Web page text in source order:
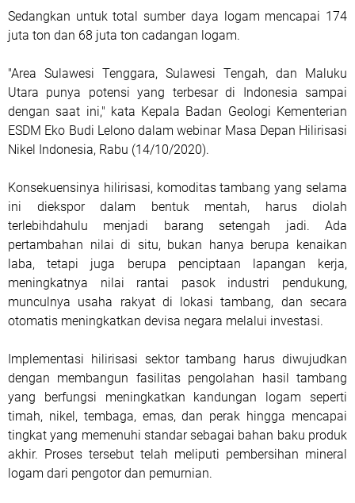
Sedangkan untuk total sumber daya logam mencapai 174
juta ton dan 68 juta ton cadangan logam.
"Area Sulawesi Tenggara, Sulawesi Tengah, dan Maluku
Utara punya potensi yang terbesar di Indonesia sampai
dengan saat ini," kata Kepala Badan Geologi Kementerian
ESDM Eko Budi Lelono dalam webinar Masa Depan Hilirisasi
Nikel Indonesia, Rabu (14/10/2020).
Konsekuensinya hilirisasi, komoditas tambang yang selama
ini diekspor dalam bentuk mentah, harus diolah
terlebihdahulu menjadi barang setengah jadi. Ada
pertambahan nilai di situ, bukan hanya berupa kenaikan
laba, tetapi juga berupa penciptaan lapangan kerja,
meningkatnya nilai rantai pasok industri pendukung,
munculnya usaha rakyat di lokasi tambang, dan secara
otomatis meningkatkan devisa negara melalui investasi.
Implementasi hilirisasi sektor tambang harus diwujudkan
dengan membangun fasilitas pengolahan hasil tambang
yang berfungsi meningkatkan kandungan logam seperti
timah, nikel, tembaga, emas, dan perak hingga mencapai
tingkat yang memenuhi standar sebagai bahan baku produk
akhir. Proses tersebut telah meliputi pembersihan mineral
logam dari pengotor dan pemurnian.